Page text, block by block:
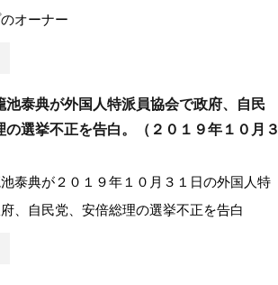
オーナー
池泰典が外国人特派員協会で政府、自民
の選挙不正を告白。（２０１９年１０月３
泰典が２０１９年１０月３１日の外国人特
、自民党、安倍総理の選挙不正を告白